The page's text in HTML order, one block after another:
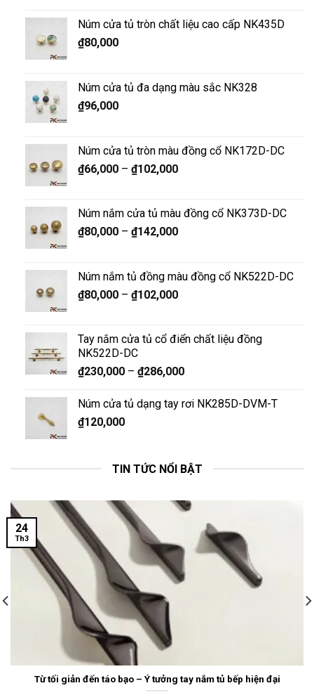
Núm cửa tủ tròn chất liệu cao cấp NK435D
₫80,000
Núm cửa tủ đa dạng màu sắc NK328
₫96,000
Núm cửa tủ tròn màu đồng cổ NK172D-DC
₫66,000– ₫102,000
Núm nắm cửa tủ màu đồng cổ NK373D-DC
₫80,000– ₫142,000
Núm nắm tủ đồng màu đồng cổ NK522D-DC
₫80,000– ₫102,000
Tay nắm cửa tủ cổ điển chất liệu đồng
NK522D-DC
₫230,000– ₫286,000
Núm cửa tủ dạng tay rơi NK285D-DVM-T
₫120,000
TIN TỨC NỔI BẬT
Từ tối giản đến táo bạo – Ý tưởng tay nắm tủ bếp hiện đại
24
Th3